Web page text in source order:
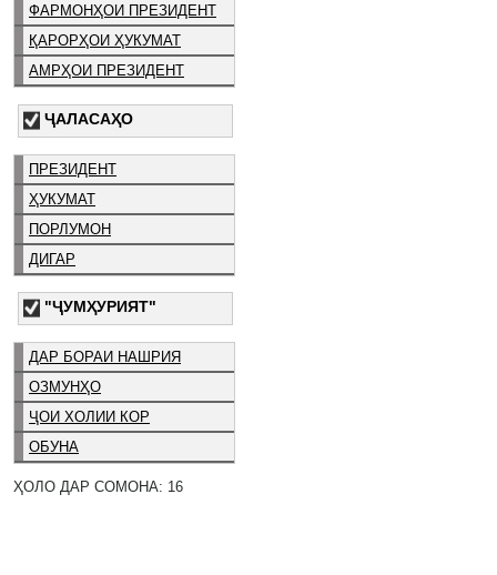
ФАРМОНҲОИ ПРЕЗИДЕНТ
ҚАРОРҲОИ ҲУКУМАТ
АМРҲОИ ПРЕЗИДЕНТ
ҶАЛАСАҲО
ПРЕЗИДЕНТ
ҲУКУМАТ
ПОРЛУМОН
ДИГАР
"ҶУМҲУРИЯТ"
ДАР БОРАИ НАШРИЯ
ОЗМУНҲО
ҶОИ ХОЛИИ КОР
ОБУНА
ҲОЛО ДАР СОМОНА: 16